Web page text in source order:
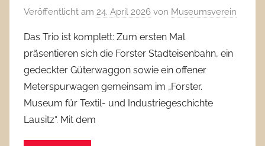
Veröffentlicht am 24. April 2026 von Museumsverein
Das Trio ist komplett: Zum ersten Mal
präsentieren sich die Forster Stadteisenbahn, ein
gedeckter Güterwaggon sowie ein offener
Meterspurwagen gemeinsam im „Forster.
Museum für Textil- und Industriegeschichte
Lausitz“. Mit dem